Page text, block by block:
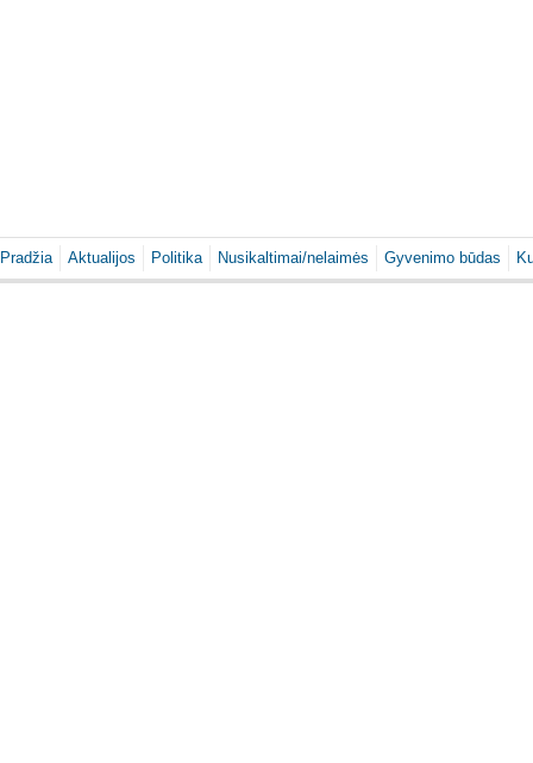
Pradžia Aktualijos Politika Nusikaltimai/nelaimės Gyvenimo būdas